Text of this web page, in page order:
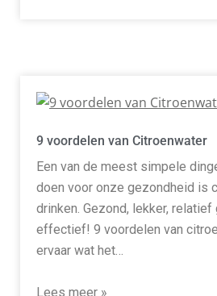
9 voordelen van Citroenwater
Een van de meest simpele
doen voor onze gezondheid is
drinken. Gezond, lekker,
effectief! 9 voordelen van
ervaar wat het…
Lees meer »